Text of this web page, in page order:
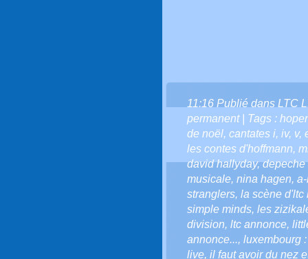
11:16 Publié dans LTC
permanent| Tags :
de noël, cantates i, iv, v,
les contes d'hoffmann,
david hallyday,depeche
musicale, nina hagen,
stranglers, la scène d'ltc
simple minds, les
division, ltc annonce,
annonce..., luxembourg
live, il faut avoir du nez